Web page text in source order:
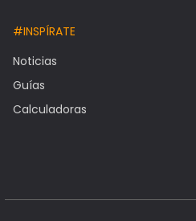
#INSPÍRATE
Noticias
Guías
Calculadoras